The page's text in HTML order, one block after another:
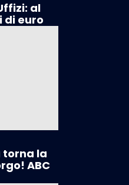
al
di euro
la
ABC